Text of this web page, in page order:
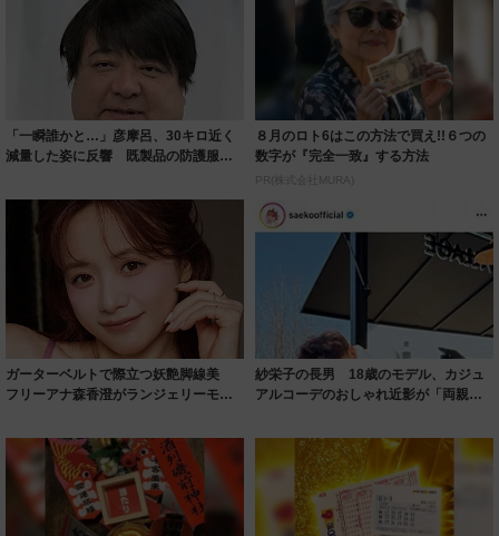
「一瞬誰かと…」彦摩呂、30キロ近く
減量した姿に反響 既製品の防護服が
８月のロト6はこの方法で買え!!６つの
数字が『完全一致』する方法
PR(株式会社MURA)
ガーターベルトで際立つ妖艶脚線美
フリーアナ森香澄がランジェリーモデ
紗栄子の長男 18歳のモデル、カジュ
アルコーデのおしゃれ近影が「両親の